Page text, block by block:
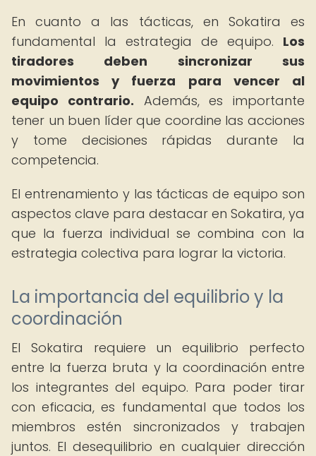
En cuanto a las tácticas, en Sokatira es
fundamental la estrategia de equipo. Los
tiradores deben sincronizar sus
movimientos y fuerza para vencer al
equipo contrario. Además, es importante
tener un buen líder que coordine las acciones
y tome decisiones rápidas durante la
competencia.
El entrenamiento y las tácticas de equipo son
aspectos clave para destacar en Sokatira, ya
que la fuerza individual se combina con la
estrategia colectiva para lograr la victoria.
La importancia del equilibrio y la
coordinación
El Sokatira requiere un equilibrio perfecto
entre la fuerza bruta y la coordinación entre
los integrantes del equipo. Para poder tirar
con eficacia, es fundamental que todos los
miembros estén sincronizados y trabajen
juntos. El desequilibrio en cualquier dirección